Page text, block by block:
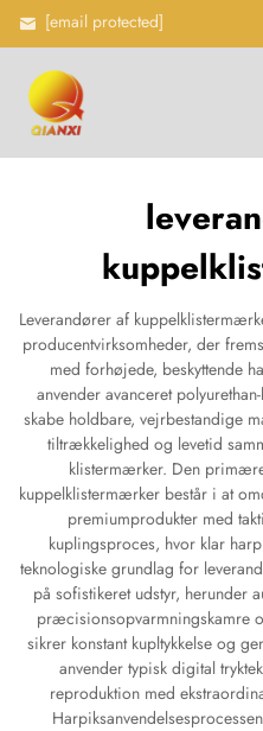
[email protected]
Leverandører af
producentvirksomheder, der
med forhøjede, beskyttende
anvender avanceret
skabe holdbare, vejrbestandige
tiltrækkelighed og levetid
klistermærker. Den
kuppelklistermærker består i at
premiumprodukter med
kuplingsproces, hvor klar
teknologiske grundlag for
på sofistikeret udstyr, herunder
præcisionsopvarmningskamre
sikrer konstant kupltykkelse og
anvender typisk digital
reproduktion med